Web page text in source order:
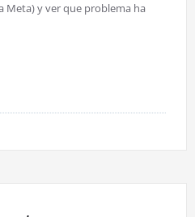
Meta) y ver que problema ha